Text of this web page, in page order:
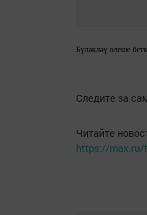
Бүләкләү өлеше
Следите за
Читайте
https://max.ru/